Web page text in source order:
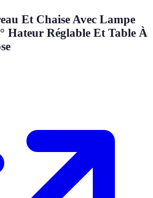
Et Chaise Avec Lampe
Hateur Réglable Et Table À